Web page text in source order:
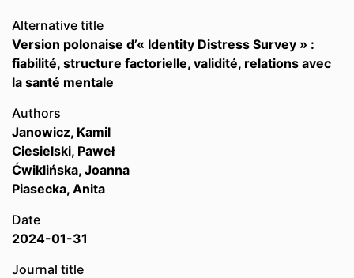
Alternative title
Version polonaise d’« Identity Distress Survey » :
fiabilité, structure factorielle, validité, relations avec
la santé mentale
Authors
Janowicz, Kamil
Ciesielski, Paweł
Ćwiklińska, Joanna
Piasecka, Anita
Date
2024-01-31
Journal title